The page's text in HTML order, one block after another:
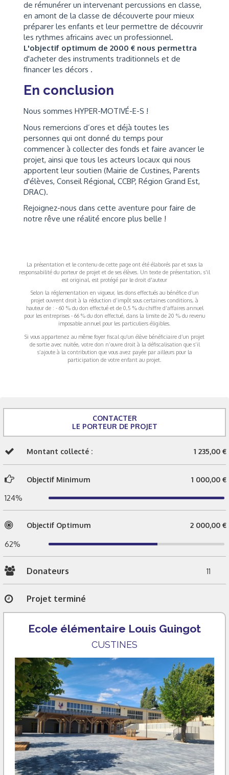
de rémunérer un intervenant percussions en classe,
en amont de la classe de découverte pour mieux
préparer les enfants et leur permettre de découvrir
les rythmes africains avec un professionnel.
L'objectif optimum de 2000 € nous permettra
d'acheter des instruments traditionnels et de
financer les décors .
En conclusion
Nous sommes HYPER-MOTIVÉ-E-S !
Nous remercions d’ores et déjà toutes les
personnes qui ont donné du temps pour
commencer à collecter des fonds et faire avancer le
projet, ainsi que tous les acteurs locaux qui nous
apportent leur soutien (Mairie de Custines, Parents
d'élèves, Conseil Régional, CCBP, Région Grand Est,
DRAC).
Rejoignez-nous dans cette aventure pour faire de
notre rêve une réalité encore plus belle !
La présentation et le contenu de cette page ont été élaborés par et sous la
responsabilité du porteur de projet et de ses élèves. Un texte de présentation, s'il
est original, est protégé par le droit d'auteur
Selon la réglementation en vigueur, les dons effectués au bénéfice d’un
projet ouvrent droit à la réduction d’impôt sous certaines conditions, à
hauteur de : - 60 % du don effectué et de 0,5 % du chiffre d’affaires annuel
pour les entreprises - 66 % du don effectué, dans la limite de 20 % du revenu
imposable annuel pour les particuliers éligibles.
Si vous appartenez au même foyer fiscal qu’un élève bénéficiaire d’un projet
de sortie avec nuitée, votre don n’ouvre droit à la défiscalisation que s’il
s’ajoute à la contribution que vous avez payée par ailleurs pour la
participation de votre enfant au projet.
CONTACTER
LE PORTEUR DE PROJET
Montant collecté : 1 235,00 €
Objectif Minimum 1 000,00 €
124%
Objectif Optimum 2 000,00 €
62%
Donateurs 11
Projet terminé
Ecole élémentaire Louis Guingot
CUSTINES